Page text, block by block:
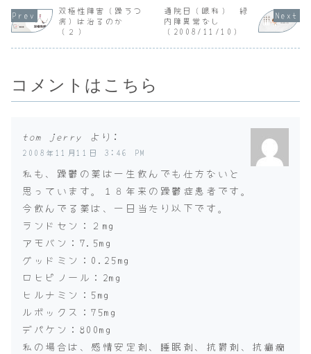
が出てしまった。
とにかくシャワー
浴びよう。洗濯も
しないと。あれこ
手の考えを受け入
れて折り合いをつ
けようとしないと
方はどう？」私
「普通です。仕事
にも普通にいって
ます。」Dr「睡眠
ったのです
開始後２人
ばれました
室入室は
双極性障害（躁うつ
病）は治るのか
（２）
通院日（眼科） 緑
内障異常なし
（2008/11/10）
コメントはこちら
tom jerry より:
2008年11月11日 3:46 PM
私も、躁鬱の薬は一生飲んでも仕方ないと
思っています。１８年来の躁鬱症患者です。
今飲んでる薬は、一日当たり以下です。
ランドセン：２mg
アモバン：7.5mg
グッドミン：0.25mg
ロヒピノール：2mg
ヒルナミン：5mg
ルボックス：75mg
デパケン：800mg
私の場合は、感情安定剤、睡眠剤、抗欝剤、抗癲癇